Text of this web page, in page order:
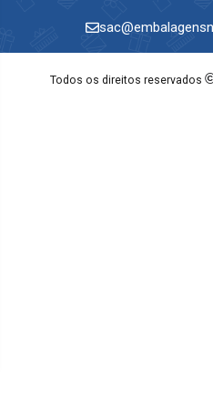
Todos os direitos reservados